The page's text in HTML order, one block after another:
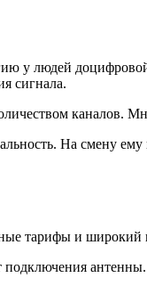
у людей
сигнала.
каналов.
На смену
тарифы и широкий
подключения